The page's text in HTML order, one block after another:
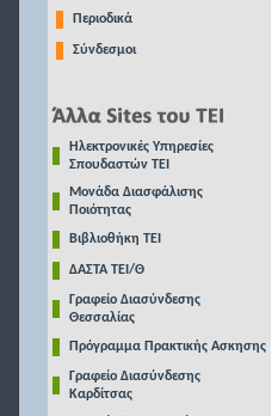
Περιοδικά
Σύνδεσμοι
Ηλεκτρονικές Υπηρεσίες
Σπουδαστών ΤΕΙ
Μονάδα Διασφάλισης
Ποιότητας
Βιβλιοθήκη ΤΕΙ
ΔΑΣΤΑ ΤΕΙ/Θ
Γραφείο Διασύνδεσης
Θεσσαλίας
Πρόγραμμα Πρακτικής Ασκησης
Γραφείο Διασύνδεσης
Καρδίτσας